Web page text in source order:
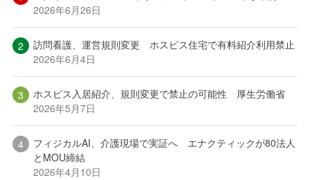
2026年6月26日
訪問看護、運営規則変更 ホスピス住宅で有料紹介利用禁止
2026年6月4日
ホスピス入居紹介、規則変更で禁止の可能性 厚生労働省
2026年5月7日
フィジカルAI、介護現場で実証へ エナクティックが80法人
とMOU締結
2026年4月10日